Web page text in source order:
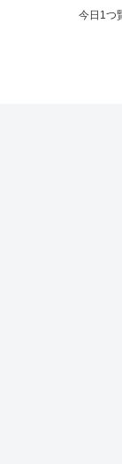
今日1つ